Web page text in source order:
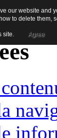
our website and
to delete them,
site. Agree